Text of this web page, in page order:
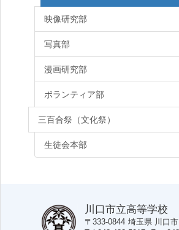
映像研究部
写真部
漫画研究部
ボランティア部
三百合祭（文化祭）
生徒会本部
川口市立高等学校
〒333-0844 埼玉県 川口市